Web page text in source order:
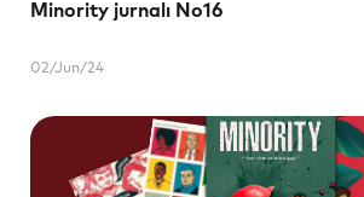
Minority jurnalı No16
02/Jun/24